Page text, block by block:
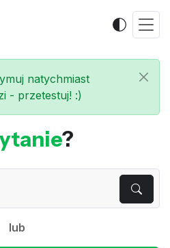
natychmiast
- przetestuj! :)
?
lub